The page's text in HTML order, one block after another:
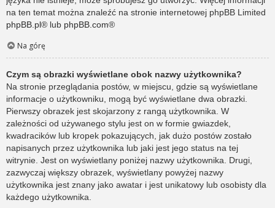
na ten temat można znaleźć na stronie internetowej phpBB Limited
phpBB.pl® lub phpBB.com®
Na górę
Czym są obrazki wyświetlane obok nazwy użytkownika?
Na stronie przeglądania postów, w miejscu, gdzie są wyświetlane
informacje o użytkowniku, mogą być wyświetlane dwa obrazki.
Pierwszy obrazek jest skojarzony z rangą użytkownika. W
zależności od używanego stylu jest on w formie gwiazdek,
kwadracików lub kropek pokazujących, jak dużo postów zostało
napisanych przez użytkownika lub jaki jest jego status na tej
witrynie. Jest on wyświetlany poniżej nazwy użytkownika. Drugi,
zazwyczaj większy obrazek, wyświetlany powyżej nazwy
użytkownika jest znany jako awatar i jest unikatowy lub osobisty dla
każdego użytkownika.